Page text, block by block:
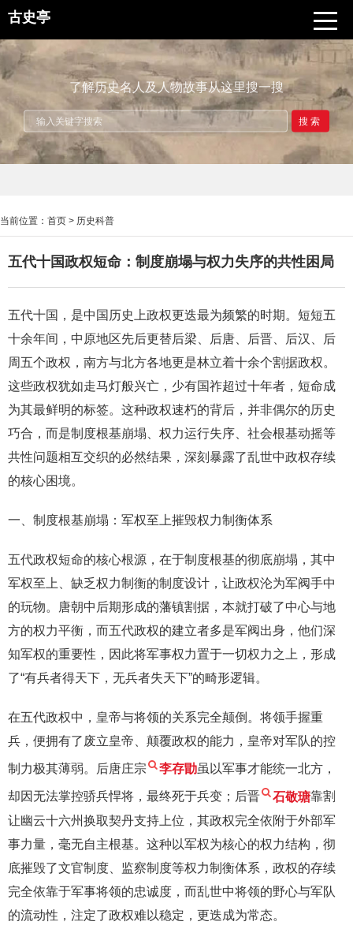
古史亭
了解历史名人及人物故事从这里搜一搜
搜索
当前位置： 首页 > 历史科普
五代十国政权短命：制度崩塌与权力失序的共性困局
五代十国，是中国历史上政权更迭最为频繁的时期。短短五
十余年间，中原地区先后更替后梁、后唐、后晋、后汉、后
周五个政权，南方与北方各地更是林立着十余个割据政权。
这些政权犹如走马灯般兴亡，少有国祚超过十年者，短命成
为其最鲜明的标签。这种政权速朽的背后，并非偶尔的历史
巧合，而是制度根基崩塌、权力运行失序、社会根基动摇等
共性问题相互交织的必然结果，深刻暴露了乱世中政权存续
的核心困境。
一、制度根基崩塌：军权至上摧毁权力制衡体系
五代政权短命的核心根源，在于制度根基的彻底崩塌，其中
军权至上、缺乏权力制衡的制度设计，让政权沦为军阀手中
的玩物。唐朝中后期形成的藩镇割据，本就打破了中心与地
方的权力平衡，而五代政权的建立者多是军阀出身，他们深
知军权的重要性，因此将军事权力置于一切权力之上，形成
了“有兵者得天下，无兵者失天下”的畸形逻辑。
在五代政权中，皇帝与将领的关系完全颠倒。将领手握重
兵，便拥有了废立皇帝、颠覆政权的能力，皇帝对军队的控
制力极其薄弱。后唐庄宗 李存勖虽以军事才能统一北方，
却因无法掌控骄兵悍将，最终死于兵变；后晋 石敬瑭靠割
让幽云十六州换取契丹支持上位，其政权完全依附于外部军
事力量，毫无自主根基。这种以军权为核心的权力结构，彻
底摧毁了文官制度、监察制度等权力制衡体系，政权的存续
完全依靠于军事将领的忠诚度，而乱世中将领的野心与军队
的流动性，注定了政权难以稳定，更迭成为常态。